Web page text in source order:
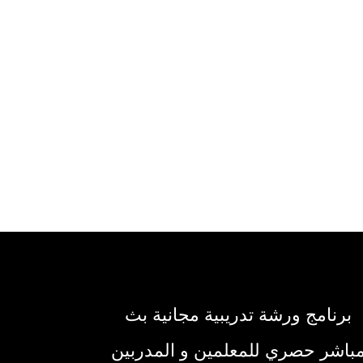
برنامج ورشة تدريبية مجانية بث
حصري للمعلمين و المدربين